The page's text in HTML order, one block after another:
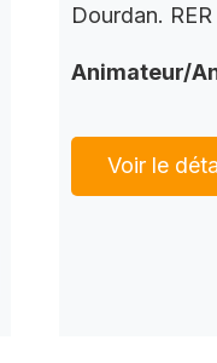
Dourdan.
Animateur/
Voir le